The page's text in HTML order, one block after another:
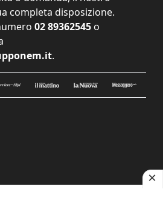
completa disposizione.
02 89362545 o
.